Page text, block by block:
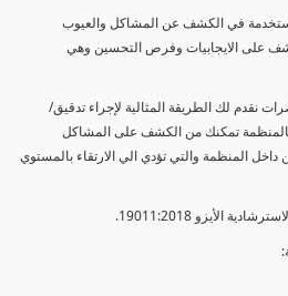
في الكشف عن المشاكل والعيوب
على الايجابيات وفرص التحسين وهي
نقدم لك الطريقة المثالية لإجراء تدقيق/
بالمنظمة تمكنك من الكشف على المشاكل
المنظمة والتي تؤدي الي الارتقاء بالمستوي
الأيزو 19011:2018.